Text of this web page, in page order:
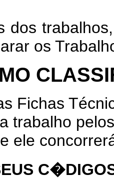
dos
os
Fichas
trabalho
ele